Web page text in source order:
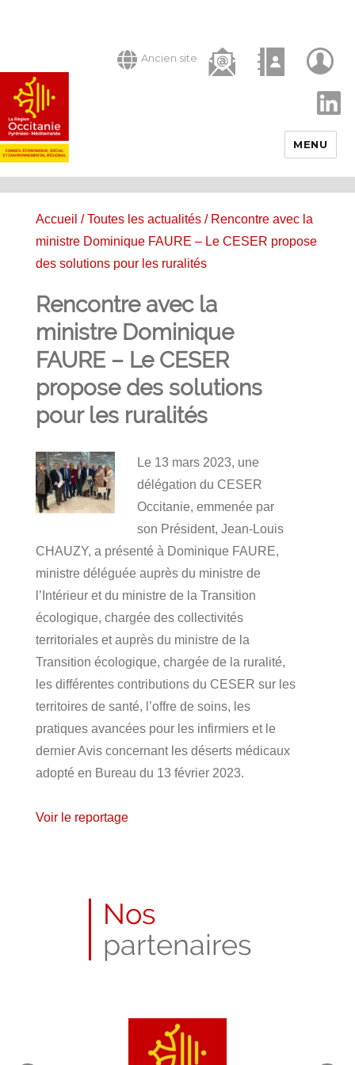
Ancien site
MENU
Accueil /Toutes les actualités/ Rencontre avec la
ministre Dominique FAURE – Le CESER propose
des solutions pour les ruralités
Rencontre avec la
ministre Dominique
FAURE – Le CESER
propose des solutions
pour les ruralités
Le 13 mars 2023, une
délégation du CESER
Occitanie, emmenée par
son Président, Jean-Louis
CHAUZY, a présenté à Dominique FAURE,
ministre déléguée auprès du ministre de
l’Intérieur et du ministre de la Transition
écologique, chargée des collectivités
territoriales et auprès du ministre de la
Transition écologique, chargée de la ruralité,
les différentes contributions du CESER sur les
territoires de santé, l’offre de soins, les
pratiques avancées pour les infirmiers et le
dernier Avis concernant les déserts médicaux
adopté en Bureau du 13 février 2023.
Voir le reportage
Nos
partenaires